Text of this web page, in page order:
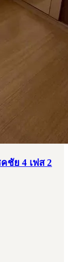
ชัย 4 เฟส 2